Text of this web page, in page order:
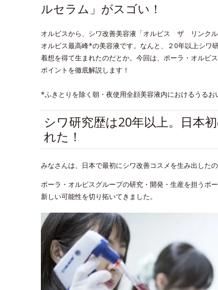
ルセラム」がスゴい！
オルビスから、シワ改善美容液「オルビス ザ リンク
オルビス最高峰*の美容液です。なんと、２0年以上シワ
着想を得て生まれたのだとか。今回は、ポーラ・オルビ
ポイントを徹底解説します！
*ふきとりを除く朝・夜使用全顔美容液内におけるうるお
シワ研究歴は20年以上。日本
れた！
みなさんは、日本で最初にシワ改善コスメを生み出した
ポーラ・オルビスグループの研究・開発・生産を担うポ
新しい可能性を切り拓いてきました。